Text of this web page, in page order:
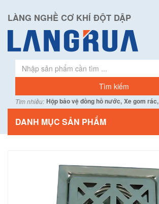
LÀNG NGHỀ CƠ KHÍ ĐỘT DẬP
Tìm nhiều: Hộp bảo vệ đồng hồ nước, Xe gom rác,
DANH MỤC SẢN PHẨM